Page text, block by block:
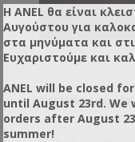
ΘΕΡΜΟΘΑΛΆΜΟΥ
Η ANEL θα είναι
Αυγούστου για
στα μηνύματα και
Ευχαριστούμε και
ANEL will be closed
until August 23rd. We
orders after August
summer!